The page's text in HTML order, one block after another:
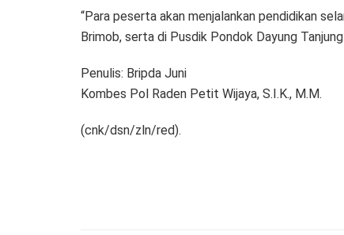
“Para peserta akan menjalankan pendidikan
Brimob, serta di Pusdik Pondok Dayung
Penulis: Bripda Juni
Kombes Pol Raden Petit Wijaya, S.I.K., M.M.
(cnk/dsn/zln/red).